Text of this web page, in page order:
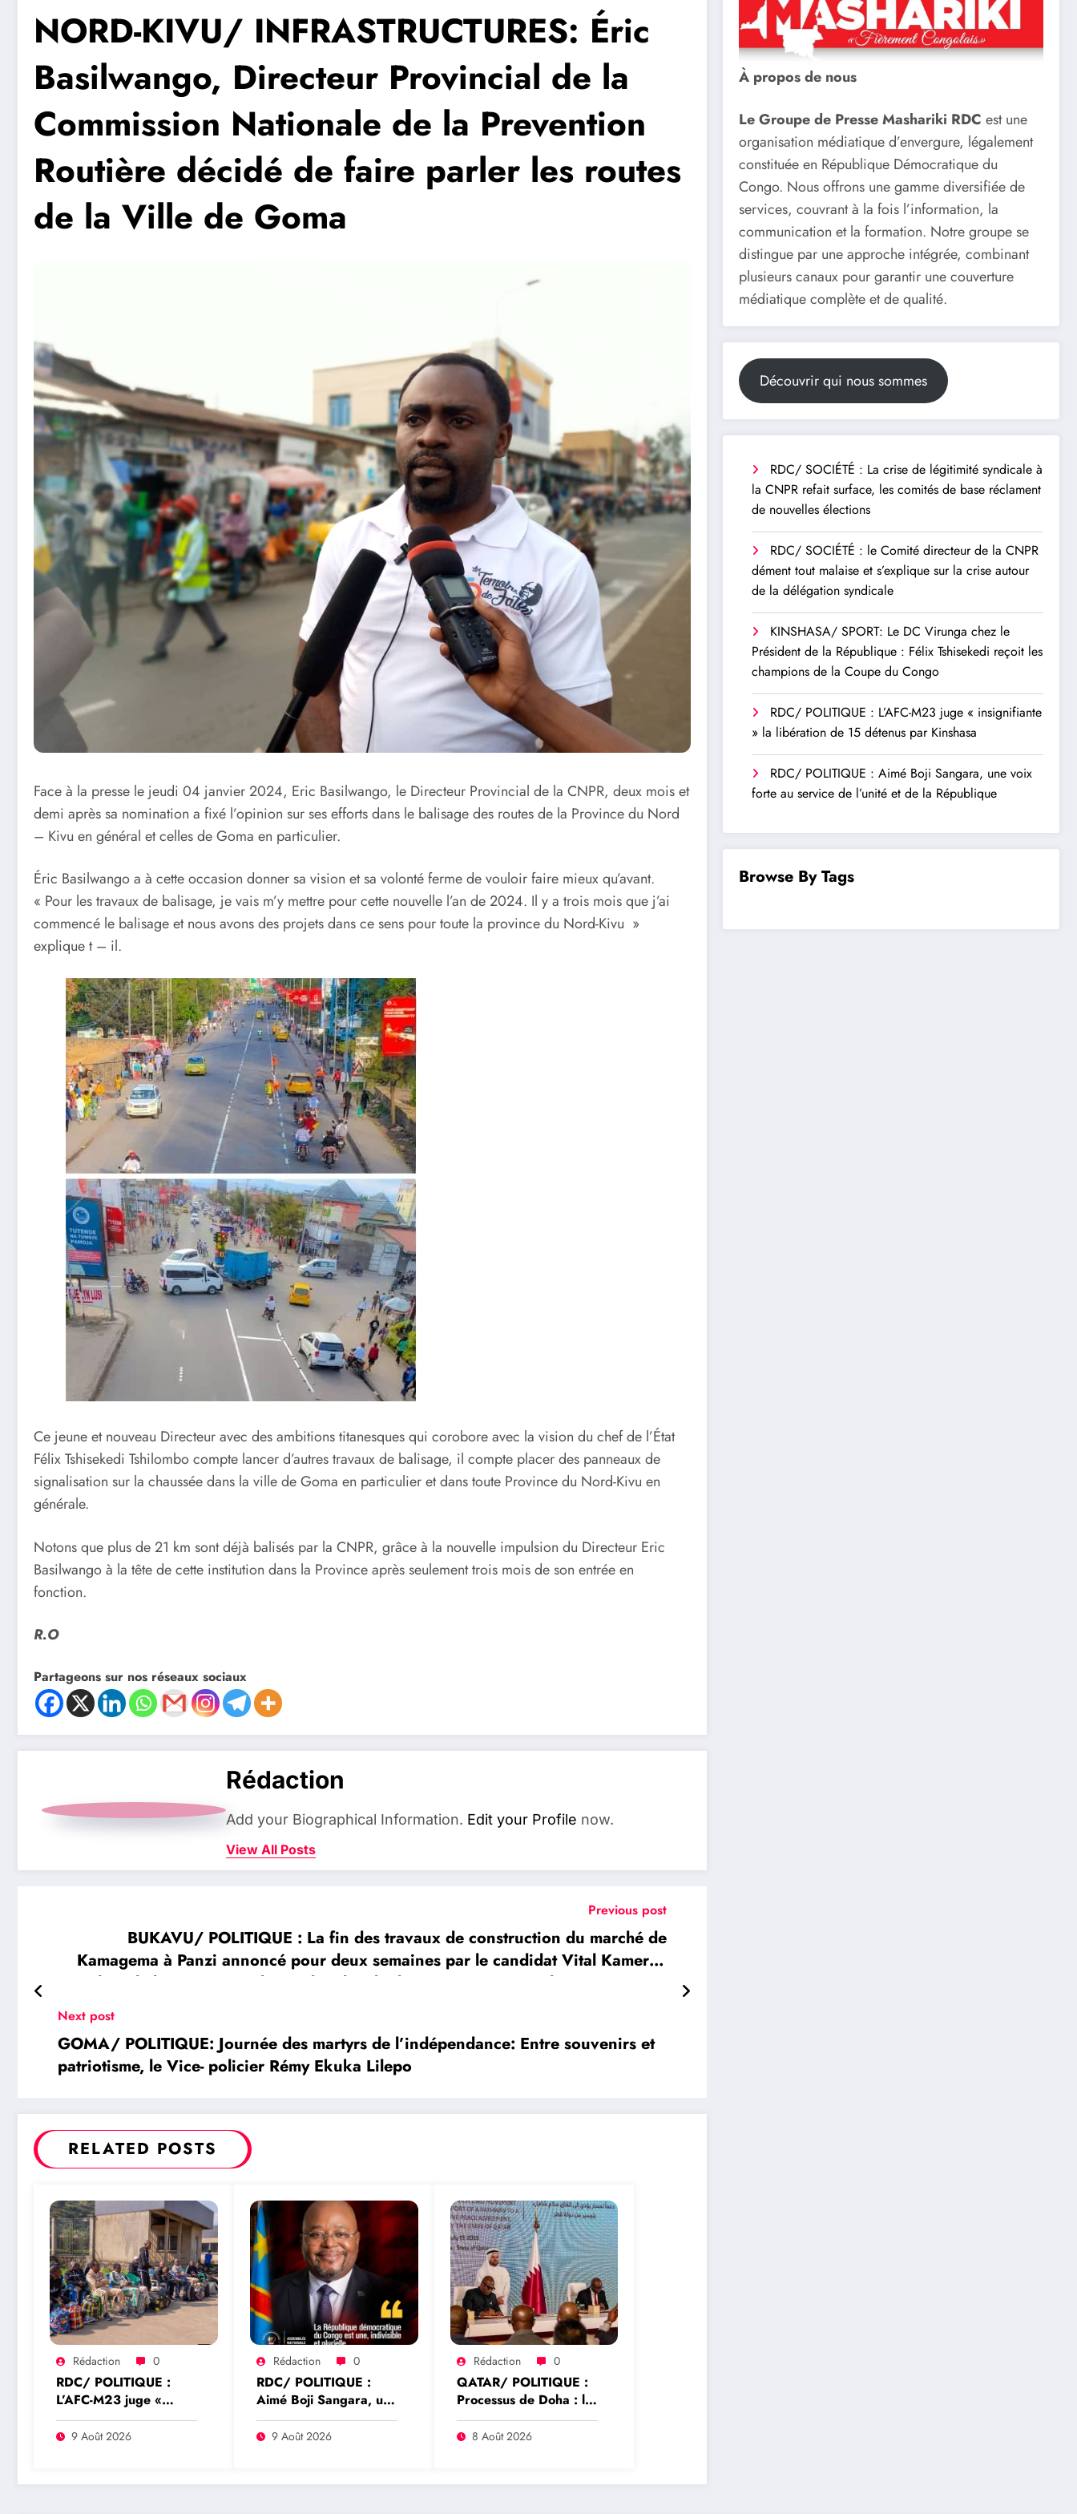
NORD-KIVU/ INFRASTRUCTURES: Éric
Basilwango, Directeur Provincial de la
Commission Nationale de la Prevention
Routière décidé de faire parler les routes
de la Ville de Goma
Face à la presse le jeudi 04 janvier 2024, Eric Basilwango, le Directeur Provincial de la CNPR, deux mois et
demi après sa nomination a fixé l’opinion sur ses efforts dans le balisage des routes de la Province du Nord
– Kivu en général et celles de Goma en particulier.
Éric Basilwango a à cette occasion donner sa vision et sa volonté ferme de vouloir faire mieux qu’avant.
« Pour les travaux de balisage, je vais m’y mettre pour cette nouvelle l’an de 2024. Il y a trois mois que j’ai
commencé le balisage et nous avons des projets dans ce sens pour toute la province du Nord-Kivu »
explique t – il.
Ce jeune et nouveau Directeur avec des ambitions titanesques qui corobore avec la vision du chef de l’État
Félix Tshisekedi Tshilombo compte lancer d’autres travaux de balisage, il compte placer des panneaux de
signalisation sur la chaussée dans la ville de Goma en particulier et dans toute Province du Nord-Kivu en
générale.
Notons que plus de 21 km sont déjà balisés par la CNPR, grâce à la nouvelle impulsion du Directeur Eric
Basilwango à la tête de cette institution dans la Province après seulement trois mois de son entrée en
fonction.
R.O
Partageons sur nos réseaux sociaux
Rédaction
Add your Biographical Information. Edit your Profile now.
View All Posts
Previous post
BUKAVU/ POLITIQUE : La fin des travaux de construction du marché de
Kamagema à Panzi annoncé pour deux semaines par le candidat Vital Kamerhe
lors de la campagne électorale: Plus de deux semaine après, les travaux sont
Next post
GOMA/ POLITIQUE: Journée des martyrs de l’indépendance: Entre souvenirs et
patriotisme, le Vice- policier Rémy Ekuka Lilepo
RELATED POSTS
Rédaction 0
RDC/ POLITIQUE :
L’AFC-M23 juge «
insignifiante » la
libération de 15
9 Août 2026
Rédaction 0
RDC/ POLITIQUE :
Aimé Boji Sangara, une
voix forte au service de
l’unité et de la
9 Août 2026
Rédaction 0
QATAR/ POLITIQUE :
Processus de Doha : le
Qatar salue la
libération de 15
8 Août 2026
À propos de nous
Le Groupe de Presse Mashariki RDC est une
organisation médiatique d’envergure, légalement
constituée en République Démocratique du
Congo. Nous offrons une gamme diversifiée de
services, couvrant à la fois l’information, la
communication et la formation. Notre groupe se
distingue par une approche intégrée, combinant
plusieurs canaux pour garantir une couverture
médiatique complète et de qualité.
Découvrir qui nous sommes
RDC/ SOCIÉTÉ : La crise de légitimité syndicale à
la CNPR refait surface, les comités de base réclament
de nouvelles élections
RDC/ SOCIÉTÉ : le Comité directeur de la CNPR
dément tout malaise et s’explique sur la crise autour
de la délégation syndicale
KINSHASA/ SPORT: Le DC Virunga chez le
Président de la République : Félix Tshisekedi reçoit les
champions de la Coupe du Congo
RDC/ POLITIQUE : L’AFC-M23 juge « insignifiante
» la libération de 15 détenus par Kinshasa
RDC/ POLITIQUE : Aimé Boji Sangara, une voix
forte au service de l’unité et de la République
Browse By Tags